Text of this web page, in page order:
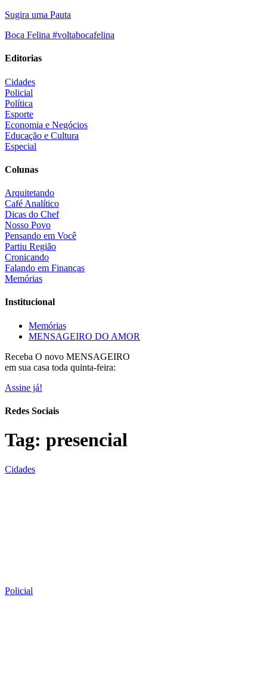
Sugira uma Pauta
Boca Felina #voltabocafelina
Editorias
Cidades
Policial
Política
Esporte
Economia e Negócios
Educação e Cultura
Especial
Colunas
Arquitetando
Café Analítico
Dicas do Chef
Nosso Povo
Pensando em Você
Partiu Região
Cronicando
Falando em Finanças
Memórias
Institucional
Memórias
MENSAGEIRO DO AMOR
Receba O novo MENSAGEIRO
em sua casa toda quinta-feira:
Assine já!
Redes Sociais
Tag: presencial
Cidades
Policial